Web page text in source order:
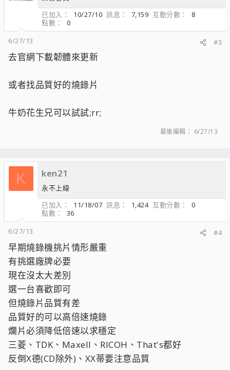
已加入
10/27/10 訊息 7,159 互動分數
8
點數
0
6/27/13
#3
去官網下載韌體來更新
或者找品質好的燒錄片
牛奶花生兄可以試試;rr;
最後編輯： 6/27/13
K ken21
永不上線
已加入
11/18/07 訊息 1,424 互動分數
0
點數
36
6/27/13
#4
早期燒錄機挑片情形嚴重
有挑選廠牌必要
現在沒太大差別
選一台喜歡即可
但燒錄片品質有差
品質好的可以高倍速燒錄
爛片必須降低倍速以求穩定
三菱、TDK、Maxell、RICOH、That's都好
反倒X德(CD除外)、XX蒂要注意品質